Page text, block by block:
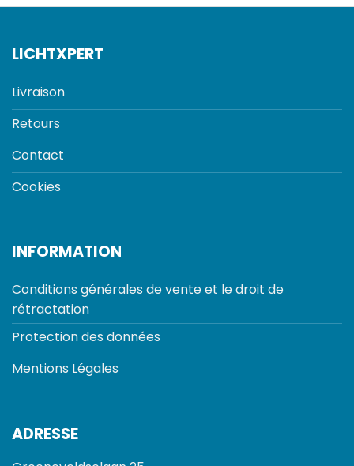
LICHTXPERT
Livraison
Retours
Contact
Cookies
INFORMATION
Conditions générales de vente et le droit de
rétractation
Protection des données
Mentions Légales
ADRESSE